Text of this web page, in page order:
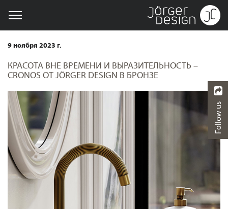
9 ноября 2023 г.
КРАСОТА ВНЕ ВРЕМЕНИ И ВЫРАЗИТЕЛЬНОСТЬ –
CRONOS ОТ JÖRGER DESIGN В БРОНЗЕ
Follow us